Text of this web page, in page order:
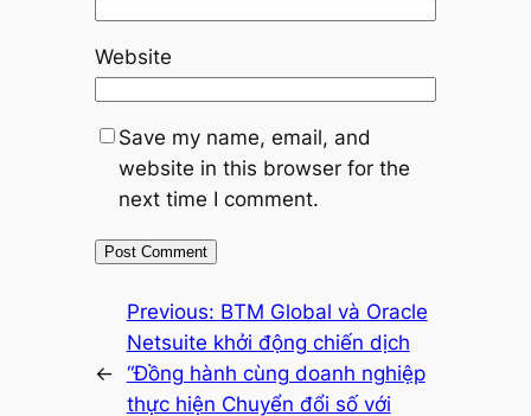
Website
Save my name, email, and
website in this browser for the
next time I comment.
←
Previous: BTM Global và Oracle
Netsuite khởi động chiến dịch
“Đồng hành cùng doanh nghiệp
thực hiện Chuyển đổi số với